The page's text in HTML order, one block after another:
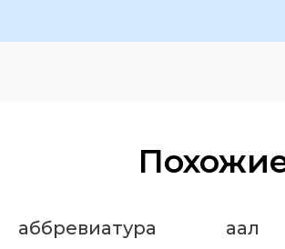
аббревиатура аал